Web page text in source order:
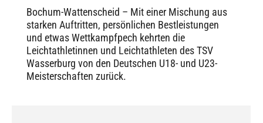
Bochum-Wattenscheid – Mit einer Mischung aus
starken Auftritten, persönlichen Bestleistungen
und etwas Wettkampfpech kehrten die
Leichtathletinnen und Leichtathleten des TSV
Wasserburg von den Deutschen U18- und U23-
Meisterschaften zurück.